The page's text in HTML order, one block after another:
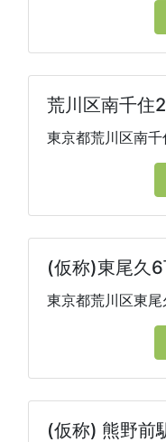
荒川区南千住
東京都荒川区南
(仮称)東尾久
東京都荒川区東
(仮称) 熊野前